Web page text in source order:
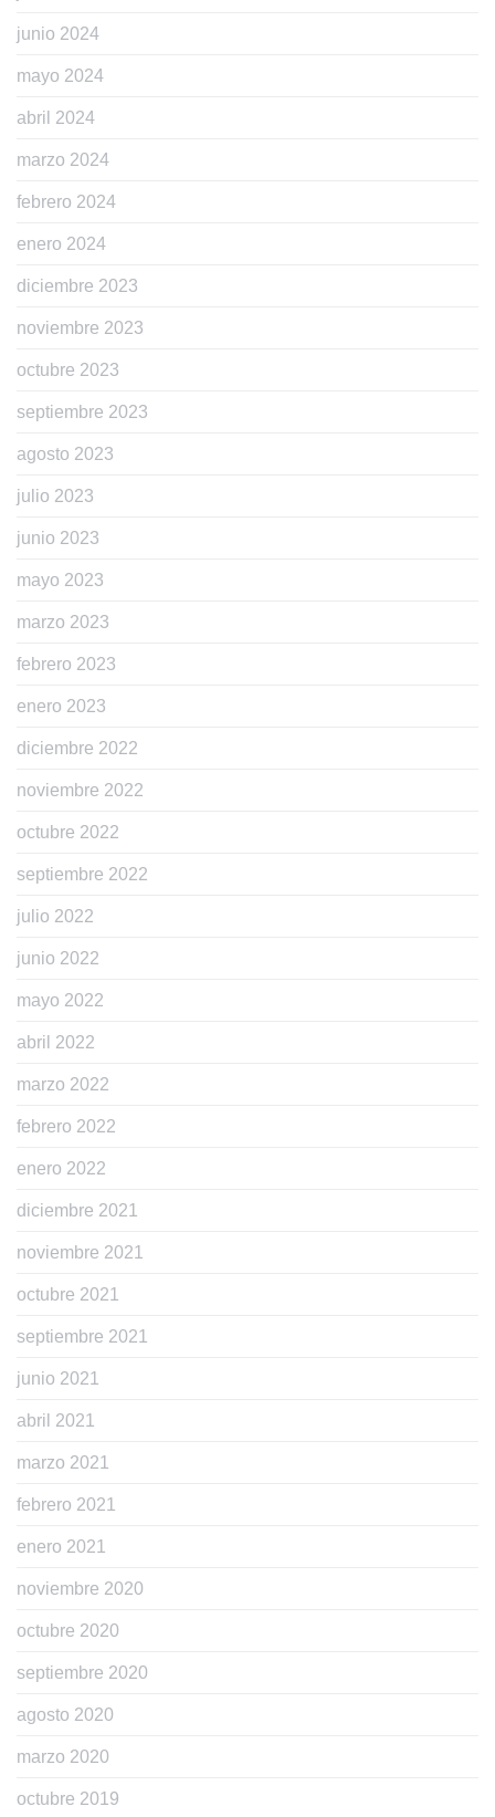
junio 2024
mayo 2024
abril 2024
marzo 2024
febrero 2024
enero 2024
diciembre 2023
noviembre 2023
octubre 2023
septiembre 2023
agosto 2023
julio 2023
junio 2023
mayo 2023
marzo 2023
febrero 2023
enero 2023
diciembre 2022
noviembre 2022
octubre 2022
septiembre 2022
julio 2022
junio 2022
mayo 2022
abril 2022
marzo 2022
febrero 2022
enero 2022
diciembre 2021
noviembre 2021
octubre 2021
septiembre 2021
junio 2021
abril 2021
marzo 2021
febrero 2021
enero 2021
noviembre 2020
octubre 2020
septiembre 2020
agosto 2020
marzo 2020
octubre 2019